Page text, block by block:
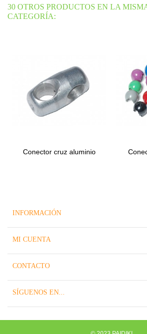
30 OTROS PRODUCTOS EN LA
CATEGORÍA:
Conector cruz aluminio
INFORMACIÓN
MI CUENTA
CONTACTO
SÍGUENOS EN...